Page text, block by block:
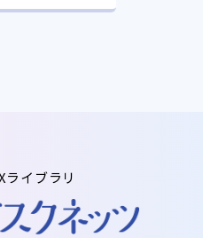
ライブラリ